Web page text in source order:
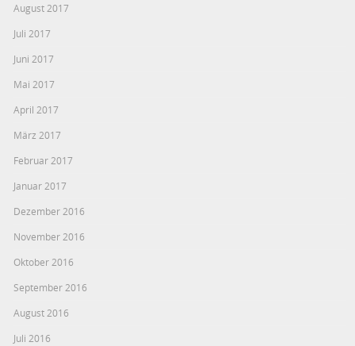
August 2017
Juli 2017
Juni 2017
Mai 2017
April 2017
März 2017
Februar 2017
Januar 2017
Dezember 2016
November 2016
Oktober 2016
September 2016
August 2016
Juli 2016